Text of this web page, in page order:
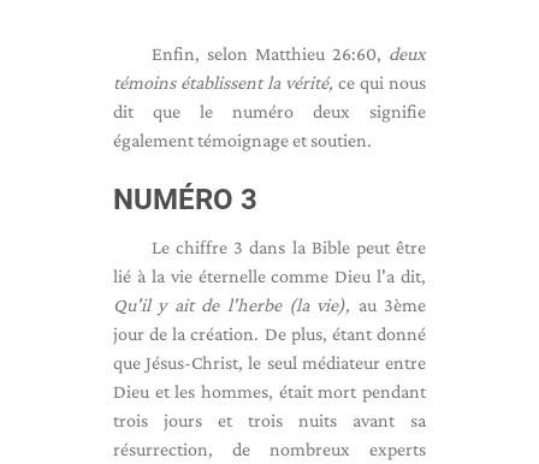
Enfin, selon Matthieu 26:60, deux
témoins établissent la vérité, ce qui nous
dit que le numéro deux signifie
également témoignage et soutien.
NUMÉRO 3
Le chiffre 3 dans la Bible peut être
lié à la vie éternelle comme Dieu l'a dit,
Qu'il y ait de l'herbe (la vie), au 3ème
jour de la création. De plus, étant donné
que Jésus-Christ, le seul médiateur entre
Dieu et les hommes, était mort pendant
trois jours et trois nuits avant sa
résurrection, de nombreux experts